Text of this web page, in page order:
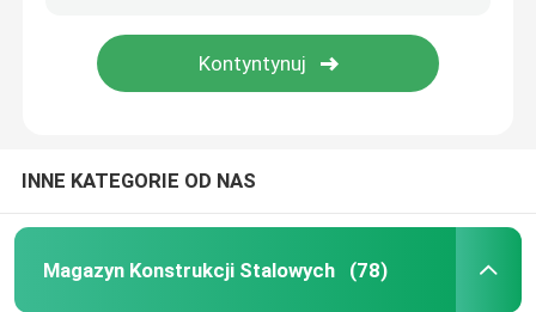
INNE KATEGORIE OD NAS
Magazyn Konstrukcji Stalowych (78)